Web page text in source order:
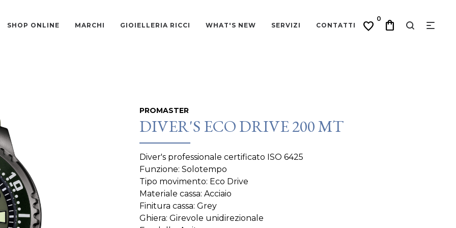
favorite
0 shopping_bag
SHOP ONLINE MARCHI GIOIELLERIA RICCI WHAT'S NEW SERVIZI CONTATTI
PROMASTER
DIVER'S ECO DRIVE 200 MT
Diver's professionale certificato ISO 6425
Funzione: Solotempo
Tipo movimento: Eco Drive
Materiale cassa: Acciaio
Finitura cassa: Grey
Ghiera: Girevole unidirezionale